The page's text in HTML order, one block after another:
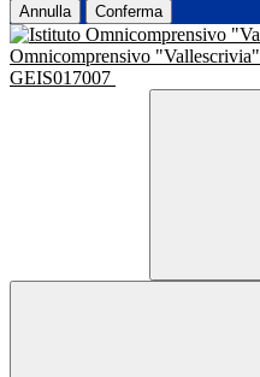
Annulla Conferma
Omnicomprensivo "Vallescrivia"
GEIS017007